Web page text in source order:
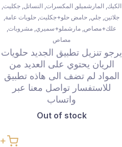
الكيك, المارشميلو, المكسرات, النساتل, جكليت,
جلاتين, جلي, حامض حلو+جكليت, حلويات عامة,
علك+مصاص, مارشملو+سميري, مشروبات,
مصاص
يرجو تنزيل تطبيق الجديد حلويات
الريان يحتوي على العديد من
المواد لم تضف الى هاذه تطبيق
للاستفسار تواصل معنا عبر
واتساب
Out of stock